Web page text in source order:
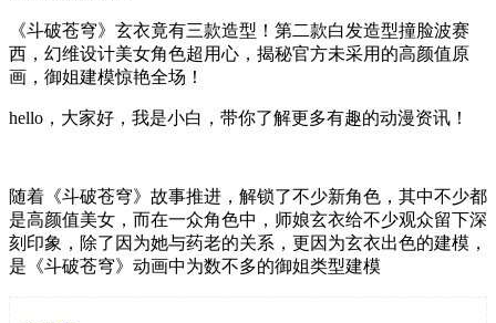
《斗破苍穹》玄衣竟有三款造型！第二款白发造型撞脸波赛
西，幻维设计美女角色超用心，揭秘官方未采用的高颜值原
画，御姐建模惊艳全场！
hello，大家好，我是小白，带你了解更多有趣的动漫资讯！
随着《斗破苍穹》故事推进，解锁了不少新角色，其中不少都
是高颜值美女，而在一众角色中，师娘玄衣给不少观众留下深
刻印象，除了因为她与药老的关系，更因为玄衣出色的建模，
是《斗破苍穹》动画中为数不多的御姐类型建模